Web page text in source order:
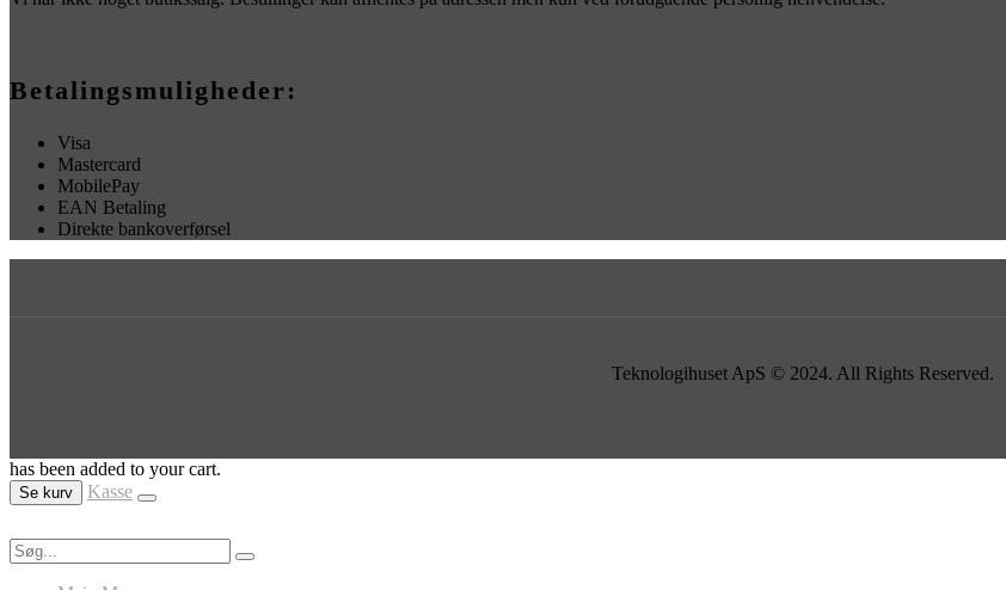
Betalingsmuligheder:
Visa
Mastercard
MobilePay
EAN Betaling
Direkte bankoverførsel
Teknologihuset ApS © 2024. All Rights Reserved.
has been added to your cart.
Se kurv Kasse